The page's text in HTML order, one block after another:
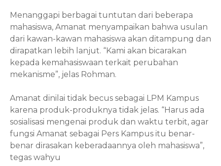
Menanggapi berbagai tuntutan dari beberapa
mahasiswa, Amanat menyampaikan bahwa usulan
dari kawan-kawan mahasiswa akan ditampung dan
dirapatkan lebih lanjut. “Kami akan bicarakan
kepada kemahasiswaan terkait perubahan
mekanisme”, jelas Rohman.
Amanat dinilai tidak becus sebagai LPM Kampus
karena produk-produknya tidak jelas. “Harus ada
sosialisasi mengenai produk dan waktu terbit, agar
fungsi Amanat sebagai Pers Kampus itu benar-
benar dirasakan keberadaannya oleh mahasiswa”,
tegas wahyu